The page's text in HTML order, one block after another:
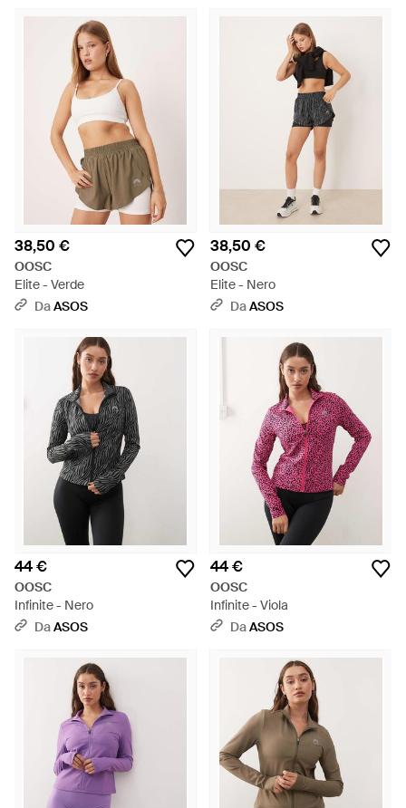
38,50 €
OOSC
Elite - Verde
DaASOS
38,50 €
OOSC
Elite - Nero
DaASOS
44 €
OOSC
Infinite - Nero
DaASOS
44 €
OOSC
Infinite - Viola
DaASOS